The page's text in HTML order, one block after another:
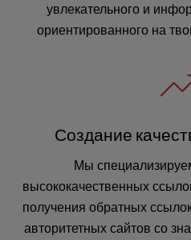
увлекательного и
ориентированного на
Создание
Мы
высококачественных
получения обратных
авторитетных сайтов со